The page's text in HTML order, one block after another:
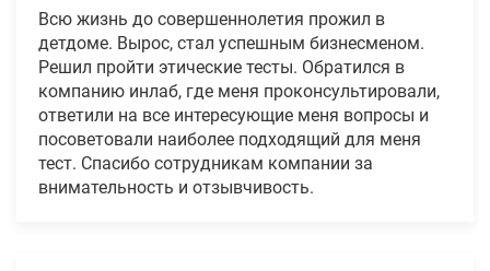
Всю жизнь до совершеннолетия прожил в
детдоме. Вырос, стал успешным бизнесменом.
Решил пройти этические тесты. Обратился в
компанию инлаб, где меня проконсультировали,
ответили на все интересующие меня вопросы и
посоветовали наиболее подходящий для меня
тест. Спасибо сотрудникам компании за
внимательность и отзывчивость.